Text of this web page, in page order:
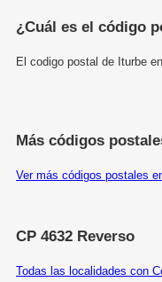
¿Cuál es el código
El codigo postal de Iturbe
Más códigos
Ver más códigos postales
CP 4632 Reverso
Todas las localidades con